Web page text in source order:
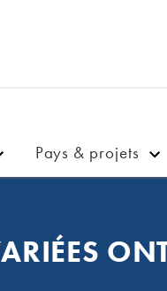
Pays & projets